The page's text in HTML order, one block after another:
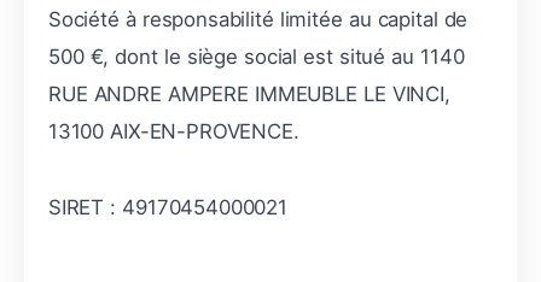
Société à responsabilité limitée au capital de
500 €, dont le siège social est situé au 1140
RUE ANDRE AMPERE IMMEUBLE LE VINCI,
13100 AIX-EN-PROVENCE.
SIRET : 49170454000021